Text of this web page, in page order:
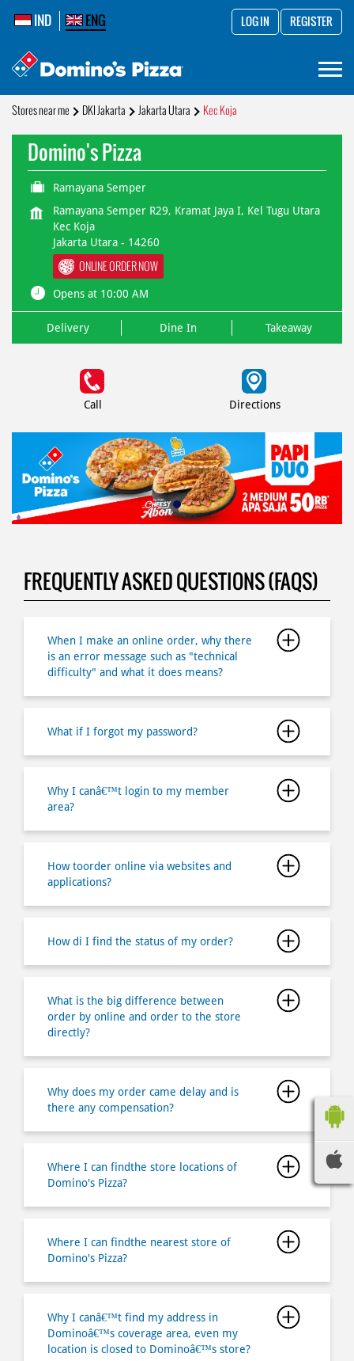
IND ENG LOG IN REGISTER
Stores near me DKI Jakarta Jakarta Utara Kec Koja
Domino's Pizza
Ramayana Semper
Ramayana Semper R29, Kramat Jaya I, Kel Tugu Utara
Kec Koja
Jakarta Utara - 14260
ONLINE ORDER NOW
Opens at 10:00 AM
Delivery Dine In Takeaway
Call Directions
FREQUENTLY ASKED QUESTIONS (FAQS)
difficulty" and what it does means?
What if I forgot my password?
Why I canâ€™t login to my member
applications?
What is the big difference between
directly?
Why does my order came delay and is
there any compensation?
Domino's Pizza?
Domino's Pizza?
Dominoâ€™s coverage area, even my
location is closed to Dominoâ€™s store?
How do I make a payment for my order?